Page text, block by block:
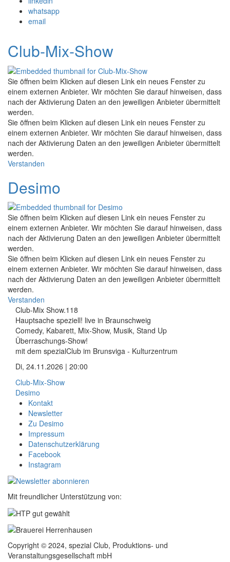
whatsapp
email
Club-Mix-Show
Sie öffnen beim Klicken auf diesen Link ein neues Fenster zu
einem externen Anbieter. Wir möchten Sie darauf hinweisen, dass
nach der Aktivierung Daten an den jeweiligen Anbieter übermittelt
werden.
Sie öffnen beim Klicken auf diesen Link ein neues Fenster zu
einem externen Anbieter. Wir möchten Sie darauf hinweisen, dass
nach der Aktivierung Daten an den jeweiligen Anbieter übermittelt
werden.
Verstanden
Desimo
Sie öffnen beim Klicken auf diesen Link ein neues Fenster zu
einem externen Anbieter. Wir möchten Sie darauf hinweisen, dass
nach der Aktivierung Daten an den jeweiligen Anbieter übermittelt
werden.
Sie öffnen beim Klicken auf diesen Link ein neues Fenster zu
einem externen Anbieter. Wir möchten Sie darauf hinweisen, dass
nach der Aktivierung Daten an den jeweiligen Anbieter übermittelt
werden.
Verstanden
Club-Mix Show.118
Hauptsache speziell! live in Braunschweig
Comedy, Kabarett, Mix-Show, Musik, Stand Up
Überraschungs-Show!
mit dem spezialClub im Brunsviga - Kulturzentrum
Di, 24.11.2026 | 20:00
Club-Mix-Show
Desimo
Kontakt
Newsletter
Zu Desimo
Impressum
Datenschutzerklärung
Facebook
Instagram
Mit freundlicher Unterstützung von:
Copyright © 2024, spezial Club, Produktions- und
Veranstaltungsgesellschaft mbH